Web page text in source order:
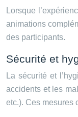
Lorsque
animations
des participants.
Sécurité et
La sécurité et
accidents et les
etc.). Ces mesures